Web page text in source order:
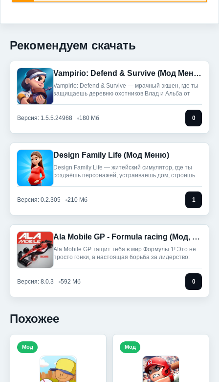
Рекомендуем скачать
Vampirio: Defend & Survive (Мод Меню)
Vampirio: Defend & Survive — мрачный экшен, где ты
защищаешь деревню охотников Влад и Альба от
Версия: 1.5.5.24968 180 Мб 0
Design Family Life (Мод Меню)
Design Family Life — житейский симулятор, где ты
создаёшь персонажей, устраиваешь дом, строишь
Версия: 0.2.305 210 Мб 1
Ala Mobile GP - Formula racing (Мод, Unlocked)
Ala Mobile GP тащит тебя в мир Формулы 1! Это не
просто гонки, а настоящая борьба за лидерство:
Версия: 8.0.3 592 Мб 0
Похожее
Мод Мод